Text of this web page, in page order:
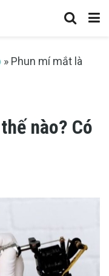
» Phun mí mắt là
nào? Có